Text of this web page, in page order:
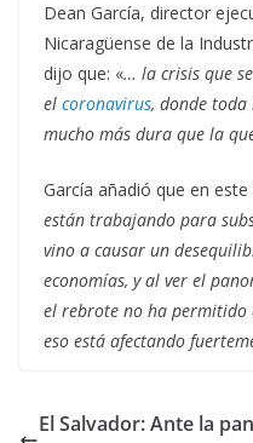
Dean García, director
Nicaragüense de la
dijo que: «… la crisis que
el coronavirus, donde toda
mucho más dura que la
García añadió que en
están trabajando para
vino a causar un
economías, y al ver el
el rebrote no ha permitido
eso está afectando
El Salvador: Ante la